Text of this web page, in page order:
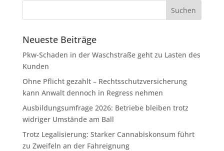
Neueste Beiträge
Pkw-Schaden in der Waschstraße geht zu Lasten des
Kunden
Ohne Pflicht gezahlt – Rechtsschutzversicherung
kann Anwalt dennoch in Regress nehmen
Ausbildungsumfrage 2026: Betriebe bleiben trotz
widriger Umstände am Ball
Trotz Legalisierung: Starker Cannabiskonsum führt
zu Zweifeln an der Fahreignung